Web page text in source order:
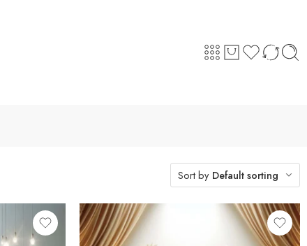
Sort by Default sorting